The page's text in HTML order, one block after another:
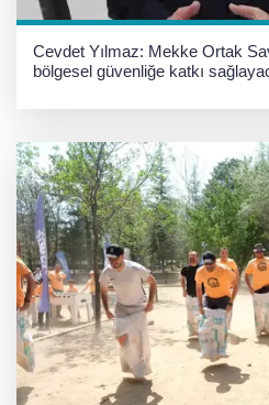
Cevdet Yılmaz: Mekke Ortak
bölgesel güvenliğe katkı